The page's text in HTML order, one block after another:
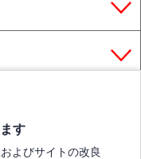
す
よびサイトの改良